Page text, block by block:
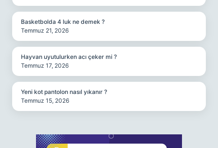
Basketbolda 4 luk ne demek ?
Temmuz 21, 2026
Hayvan uyutulurken acı çeker mi ?
Temmuz 17, 2026
Yeni kot pantolon nasıl yıkanır ?
Temmuz 15, 2026